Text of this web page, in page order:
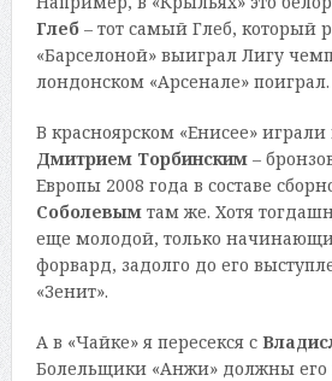
Глеб – тот самый Глеб, который
«Барселоной» выиграл Лигу
лондонском «Арсенале» поиграл.
В красноярском «Енисее» играли
Дмитрием Торбинским–
Европы 2008 года в составе
Соболевымтам же. Хотя
еще молодой, только
форвард, задолго до его
«Зенит».
А в «Чайке» я пересекся с
Болельщики «Анжи» должны его